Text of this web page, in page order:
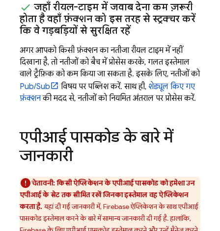
जहाँ रीयल-टाइम में जवाब देना कम ज़रूरी
होता है वहाँ फ़ंक्शन को इस तरह से स्ट्रक्चर करें
कि वे गड़बड़ियों से सुरक्षित रहें
अगर आपको किसी फ़ंक्शन का नतीजा रीयल टाइम में नहीं
दिखाना है, तो नतीजों को बैच में प्रोसेस करके, गलत इस्तेमाल
वाले ट्रैफ़िक को कम किया जा सकता है. इसके लिए, नतीजों को
Pub/Sub
विषय पर पब्लिश करें. साथ ही, शेड्यूल किए गए
फ़ंक्शनकी मदद से, नतीजों को नियमित अंतराल पर प्रोसेस करें.
एपीआई पासकोड के बारे में
जानकारी
चेतावनी:किसी ऐप्लिकेशन के एपीआई पासकोड को हमेशा उन
एपीआई के सेट तक सीमित रखें जिनका इस्तेमाल वह ऐप्लिकेशन
करता है.यहां दी गई जानकारी में, Firebase ऐप्लिकेशन के साथ एपीआई
पासकोड इस्तेमाल करने के बारे में सामान्य जानकारी दी गई है. हालांकि,